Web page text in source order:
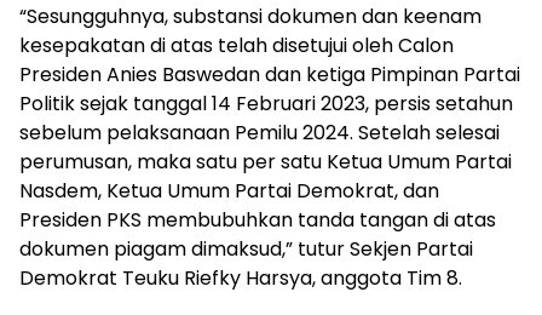
“Sesungguhnya, substansi dokumen dan keenam
kesepakatan di atas telah disetujui oleh Calon
Presiden Anies Baswedan dan ketiga Pimpinan Partai
Politik sejak tanggal 14 Februari 2023, persis setahun
sebelum pelaksanaan Pemilu 2024. Setelah selesai
perumusan, maka satu per satu Ketua Umum Partai
Nasdem, Ketua Umum Partai Demokrat, dan
Presiden PKS membubuhkan tanda tangan di atas
dokumen piagam dimaksud,” tutur Sekjen Partai
Demokrat Teuku Riefky Harsya, anggota Tim 8.